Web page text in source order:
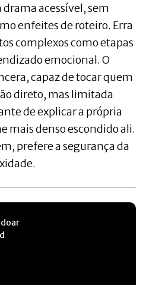
acessível, sem
enfeites de roteiro. Erra
complexos como etapas
emocional. O
capaz de tocar quem
direto, mas limitada
de explicar a própria
mais denso escondido ali.
prefere a segurança da